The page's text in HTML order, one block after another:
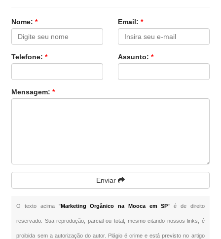
Nome:* Email: *
Telefone:* Assunto: *
Mensagem:*
Enviar
O texto acima "Marketing Orgânico na Mooca em SP" é de direito
reservado. Sua reprodução, parcial ou total, mesmo citando nossos links, é
proibida sem a autorização do autor. Plágio é crime e está previsto no artigo